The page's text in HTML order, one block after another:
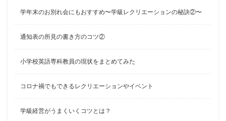
学年末のお別れ会にもおすすめ〜学級レクリエーションの秘訣②〜
通知表の所見の書き方のコツ②
小学校英語専科教員の現状をまとめてみた
コロナ禍でもできるレクリエーションやイベント
学級経営がうまくいくコツとは？